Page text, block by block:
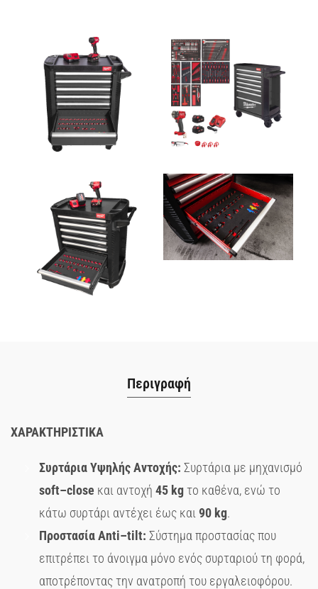
Περιγραφή
ΧΑΡΑΚΤΗΡΙΣΤΙΚΑ
Συρτάρια Υψηλής Αντοχής: Συρτάρια με μηχανισμό
soft–close και αντοχή 45 kgτο καθένα, ενώ το
κάτω συρτάρι αντέχει έως και 90 kg.
ΠροστασίαAnti–tilt: Σύστημα προστασίας που
επιτρέπει το άνοιγμα μόνο ενός συρταριού τη φορά,
αποτρέποντας την ανατροπή του εργαλειοφόρου.